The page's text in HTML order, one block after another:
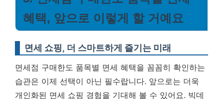
혜택, 앞으로 이렇게 할 거예요
면세 쇼핑, 더 스마트하게 즐기는 미래
면세점 구매한도 품목별 면세 혜택을 꼼꼼히 확인하는
습관은 이제 선택이 아닌 필수랍니다. 앞으로는 더욱
개인화된 면세 쇼핑 경험을 기대해 볼 수 있어요. 빅데